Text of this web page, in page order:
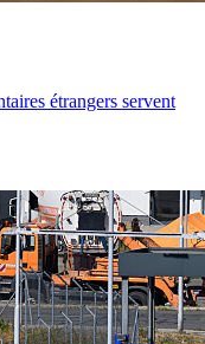
étrangers servent